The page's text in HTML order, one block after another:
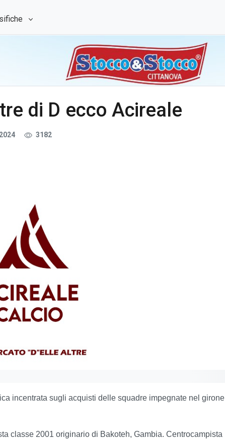
di D ecco Acireale
3182
incentrata sugli acquisti delle squadre impegnate nel girone I
classe 2001 originario di Bakoteh, Gambia. Centrocampista